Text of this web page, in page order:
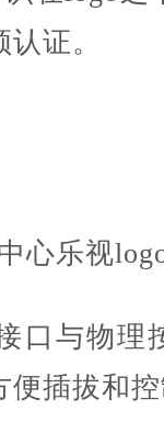
证。
心乐视
与物理
便插拔和